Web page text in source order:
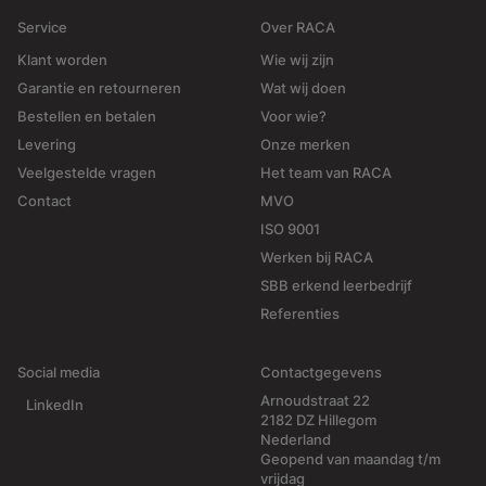
Service
Klant worden
Garantie en retourneren
Bestellen en betalen
Levering
Veelgestelde vragen
Contact
Over RACA
Wie wij zijn
Wat wij doen
Voor wie?
Onze merken
Het team van RACA
MVO
ISO 9001
Werken bij RACA
SBB erkend leerbedrijf
Referenties
Social media
LinkedIn
Contactgegevens
Arnoudstraat 22
2182 DZ Hillegom
Nederland
Geopend van maandag t/m
vrijdag